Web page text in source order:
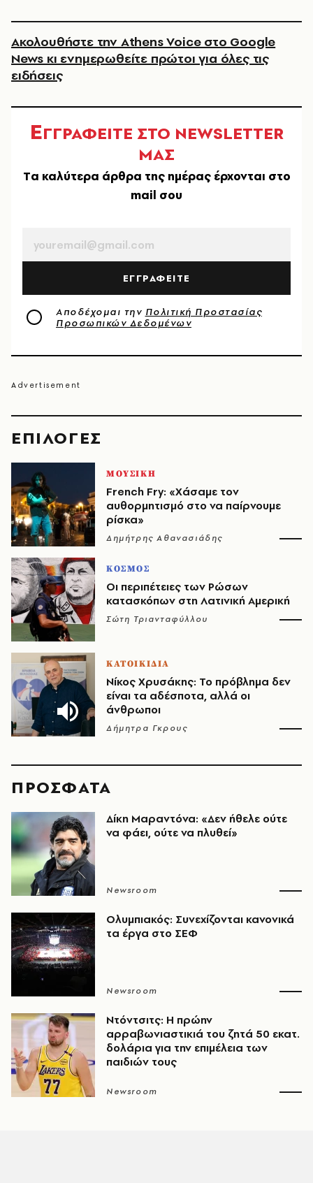
EΠΙΛΟΓΈΣ
ΜΟΥΣΙΚΗ
French Fry: «Χάσαμε τον
αυθορμητισμό στο να παίρνουμε
ρίσκα»
Δημήτρης Αθανασιάδης
ΚΟΣΜΟΣ
Οι περιπέτειες των Ρώσων
κατασκόπων στη Λατινική Αμερική
Σώτη Τριανταφύλλου
ΚΑΤΟΙΚΙΔΙΑ
Νίκος Χρυσάκης: Το πρόβλημα δεν
είναι τα αδέσποτα, αλλά οι
άνθρωποι
Δήμητρα Γκρους
Ακολουθήστε την Athens Voice στο Google
News κι ενημερωθείτε πρώτοι για όλες τις
ειδήσεις
ΕΓΓΡΑΦΕΙΤΕ ΣΤΟ NEWSLETTER
ΜΑΣ
Tα καλύτερα άρθρα της ημέρας έρχονται στο
mail σου
ΕΓΓΡΑΦΕΙΤΕ
Αποδέχομαι την Πολιτική Προστασίας
Προσωπικών Δεδομένων
ΠΡΟΣΦΑΤΑ
Δίκη Μαραντόνα: «Δεν ήθελε ούτε
να φάει, ούτε να πλυθεί»
Newsroom
Ολυμπιακός: Συνεχίζονται κανονικά
τα έργα στο ΣΕΦ
Newsroom
Ντόντσιτς: Η πρώην
αρραβωνιαστικιά του ζητά 50 εκατ.
δολάρια για την επιμέλεια των
παιδιών τους
Newsroom